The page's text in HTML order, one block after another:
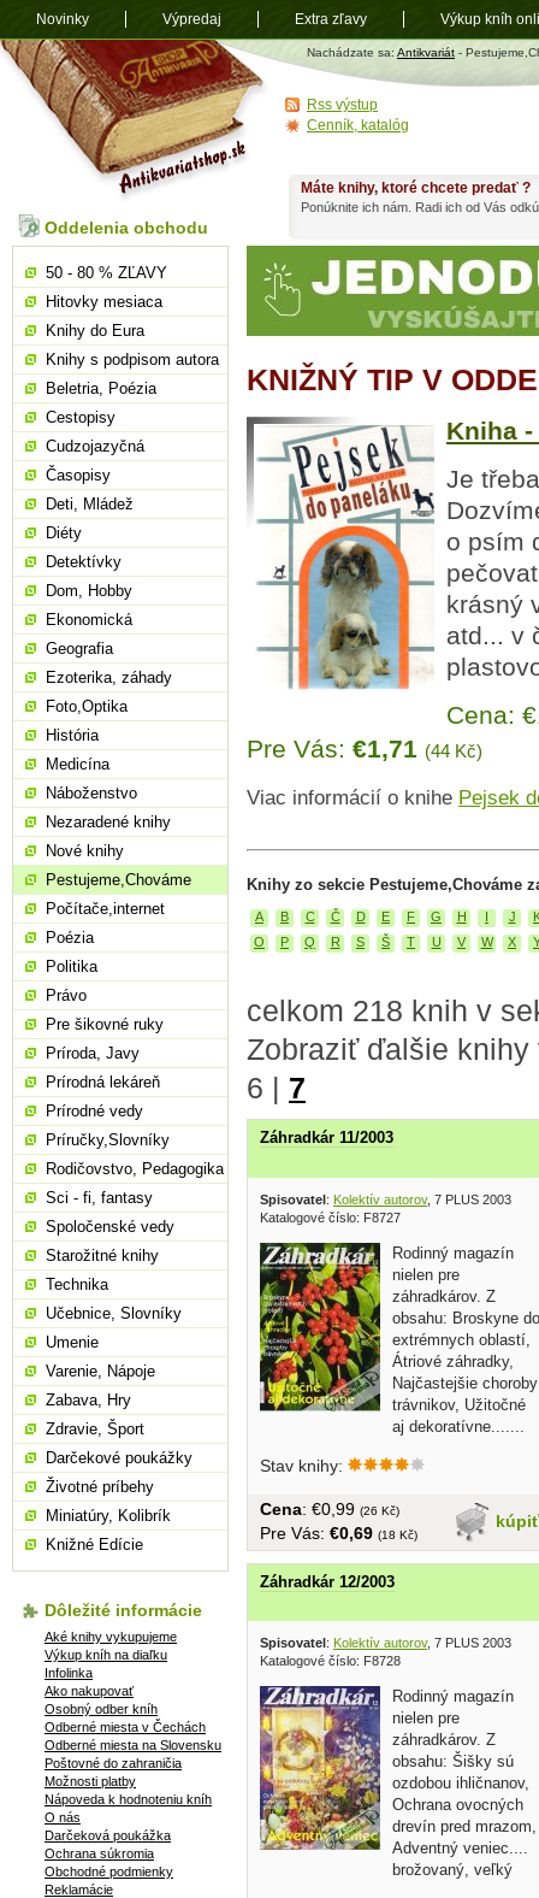
Antikvariát
shop.sk
Nachádzate sa: Antikvariát -
KNIŽNÝ TIP V
Kniha
Je
o psím
krásný
atd... v
Cena:
Pre Vás: €1,71 (44 Kč)
Viac informácií o knihe Pejsek
Knihy zo sekcie Pestujeme,Chováme
A B C Č D E F G H I J
O
P Q R S Š T U V W X
celkom 218 knih v
Zobraziť ďalšie
6 | 7
Záhradkár 11/2003
Spisovatel: Kolektív autorov, 7 PLUS 2003
Katalogové číslo: F8727
Rodinný magazín
nielen pre
záhradkárov. Z
obsahu: Broskyne do
extrémnych oblastí,
Átriové záhradky,
Najčastejšie choroby
trávnikov, Užitočné
aj dekoratívne.......
Stav knihy:
kúpiť
Cena: €0,99 (26 Kč)
Pre Vás: €0,69 (18 Kč)
Záhradkár 12/2003
Spisovatel : Kolektív autorov, 7 PLUS 2003
Katalogové číslo: F8728
Rodinný magazín
nielen pre
záhradkárov. Z
obsahu: Šišky sú
ozdobou ihličnanov,
Ochrana ovocných
drevín pred mrazom,
Adventný veniec....
brožovaný, veľký
Máte knihy, ktoré chcete predať ?
Ponúknite ich nám. Radi ich od Vás
Oddelenia obchodu
50 - 80 % ZĽAVY
Hitovky mesiaca
Knihy do Eura
Knihy s podpisom autora
Beletria, Poézia
Cestopisy
Cudzojazyčná
Časopisy
Deti, Mládež
Diéty
Detektívky
Dom, Hobby
Ekonomická
Geografia
Ezoterika, záhady
Foto,Optika
História
Medicína
Náboženstvo
Nezaradené knihy
Nové knihy
Pestujeme,Chováme
Počítače,internet
Poézia
Politika
Právo
Pre šikovné ruky
Príroda, Javy
Prírodná lekáreň
Prírodné vedy
Príručky,Slovníky
Rodičovstvo, Pedagogika
Sci - fi, fantasy
Spoločenské vedy
Starožitné knihy
Technika
Učebnice, Slovníky
Umenie
Varenie, Nápoje
Zabava, Hry
Zdravie, Šport
Darčekové poukážky
Životné príbehy
Miniatúry, Kolibrík
Knižné Edície
Dôležité informácie
Aké knihy vykupujeme
Výkup kníh na diaľku
Infolinka
Ako nakupovať
Osobný odber kníh
Odberné miesta v Čechách
Odberné miesta na Slovensku
Poštovné do zahraničia
Možnosti platby
Nápoveda k hodnoteniu kníh
O nás
Darčeková poukážka
Ochrana súkromia
Obchodné podmienky
Reklamácie
Rss výstup
Cenník, katalóg
Novinky Výpredaj Extra zľavy Výkup kníh